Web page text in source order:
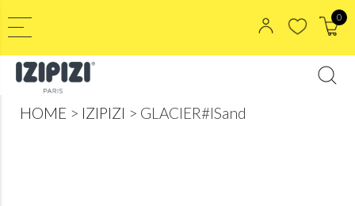
0
HOME IZIPIZI GLACIER#ISand